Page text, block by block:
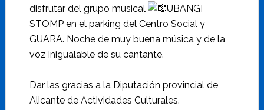
disfrutar del grupo musical
UBANGI
STOMP en el parking del Centro Social y
GUARA. Noche de muy buena música y de la
voz inigualable de su cantante.
Dar las gracias a la Diputación provincial de
Alicante de Actividades Culturales.